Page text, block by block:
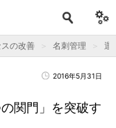
の改善 名刺管理 運
2016年5月31日
関門」を突破す